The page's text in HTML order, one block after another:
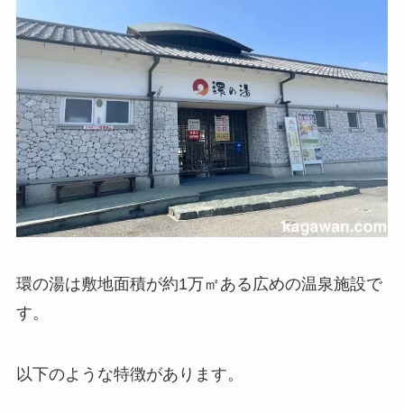
環の湯は敷地面積が約1万㎡ある広めの温泉施設で
す。
以下のような特徴があります。